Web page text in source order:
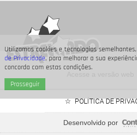
Utilizamos cookies e tecnologias
de Privacidade, para melhorar a sua
concorda com estas condições.
Prosseguir
POLÍTICA DE
Desenvolvido por